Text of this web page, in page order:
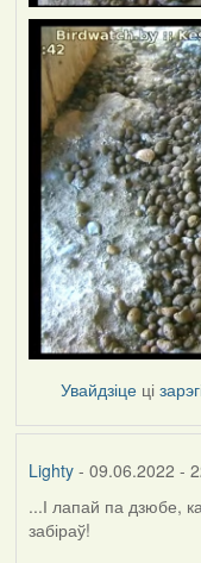
Увайдзіце ці
Lighty- 09.06.2022 -
...І лапай па дзюбе,
забіраў!